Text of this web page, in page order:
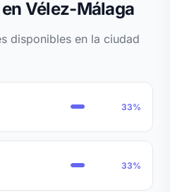
Vélez-Málaga
disponibles en la ciudad
33%
33%